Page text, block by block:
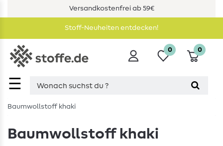
Versandkostenfrei ab 59€
Stoff-Neuheiten entdecken!
☰
0 0
Baumwollstoff khaki
Baumwollstoff khaki